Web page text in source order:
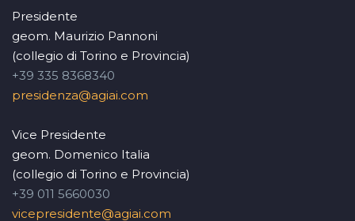
Presidente
geom. Maurizio Pannoni
(collegio di Torino e Provincia)
+39 335 8368340
presidenza@agiai.com
Vice Presidente
geom. Domenico Italia
(collegio di Torino e Provincia)
+39 011 5660030
vicepresidente@agiai.com